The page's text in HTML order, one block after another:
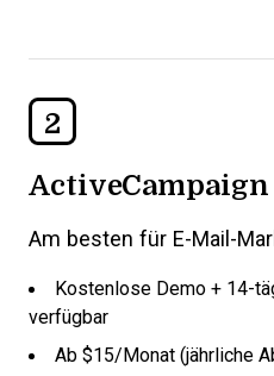
2
ActiveCampaign
Am besten für E-Mail-
Kostenlose Demo + 14-
verfügbar
Ab $15/Monat (jährliche